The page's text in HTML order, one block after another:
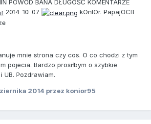
POWÓD BANA DŁUGOŚĆ KOMENTARZE
2014-10-07
kOnIOr. PapajOCB
mnie strona czy cos. O co chodzi z tym
pojecia. Bardzo prosiłbym o szybkie
UB. Pozdrawiam.
2014 przez konior95